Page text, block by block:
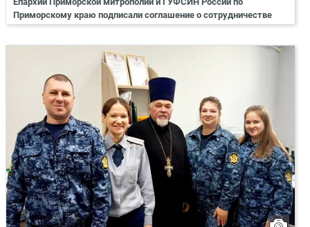
Приморскому краю подписали соглашение о сотрудничестве